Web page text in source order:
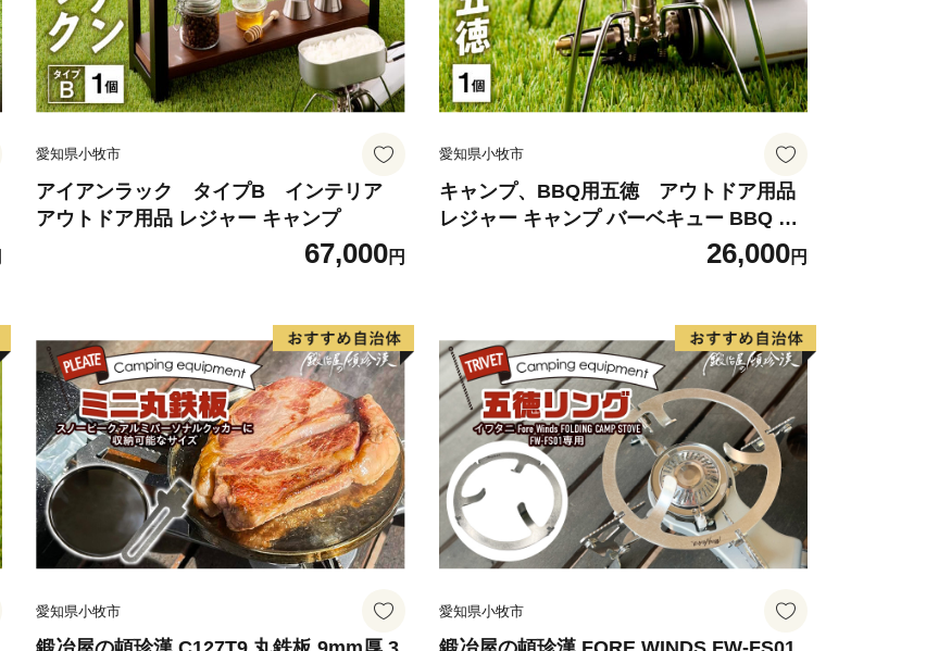
＜ひたちなか海浜鉄道湊線＞
ひたちなか海浜鉄道湊線は、大正２年（1913年）に運行を開始し
た歴史あるローカル線であり、地域を象徴する存在として地元民に
愛されています。映画「フラガール」をはじめ、ドラマ・CM等の
築100年を超えた趣のある木造駅舎が魅力的で「関東の駅百選」に
選出されています。また、勝田駅から阿字ヶ浦駅まで計10駅（今
後、国営ひたち海浜公園前まで延伸予定）に設置されている駅名標
は、それぞれの地域の魅力が一目で伝わるユニークなデザインとな
ショートトリップを楽しむことができます。
愛知県小牧市
アイアンラック タイプB インテリア
アウトドア用品 レジャー キャンプ
67,000円
愛知県小牧市
キャンプ、BBQ用五徳 アウトドア用品
レジャー キャンプ バーベキュー BBQ 五
26,000円
愛知県小牧市 愛知県小牧市